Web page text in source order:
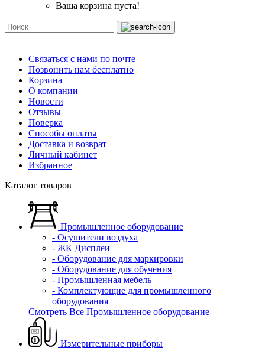
Ваша корзина пуста!
Связаться с нами по почте
Позвонить нам бесплатно
Корзина
О компании
Новости
Отзывы
Поверка
Способы оплаты
Доставка и возврат
Личный кабинет
Избранное
Каталог товаров
Промышленное оборудование
- Осушители воздуха
- ЖК Дисплеи
- Оборудование для маркировки
- Оборудование для обучения
- Промышленная мебель
- Комплектующие для промышленного
оборудования
Смотреть Все Промышленное оборудование
Измерительные приборы